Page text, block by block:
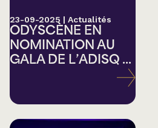
23-09-2025 | Actualités
ODYSCÈNE EN
NOMINATION AU
GALA DE L’ADISQ ...